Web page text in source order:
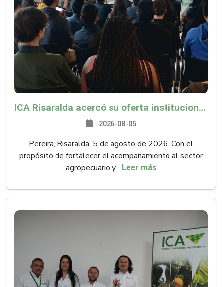
ICA Risaralda acercó su oferta institucional a productores y emprendedores en Expocamello
2026-08-05
Pereira, Risaralda, 5 de agosto de 2026. Con el
propósito de fortalecer el acompañamiento al sector
agropecuario y... Leer más